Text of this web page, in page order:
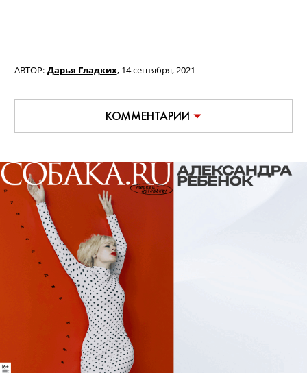
АВТОР: Дарья Гладких, 14 сентября, 2021
КОММЕНТАРИИ